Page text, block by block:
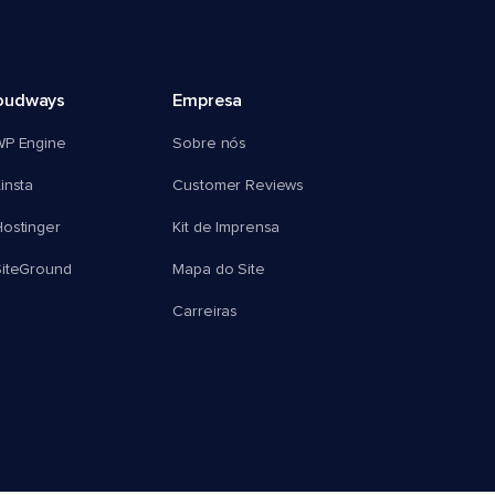
Engine
Empresa
Sobre nós
Customer Reviews
Kit de Imprensa
Mapa do Site
Carreiras